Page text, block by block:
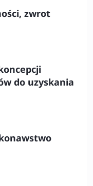
zwrot
do uzyskania